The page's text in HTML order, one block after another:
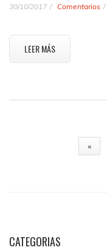
30/10/2017 Comentarios
LEER MÁS
«
CATEGORIAS